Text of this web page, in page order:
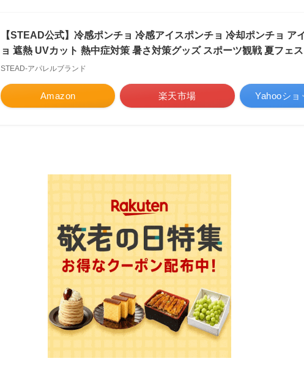
【STEAD公式】冷感ポンチョ 冷感アイスポンチョ 冷却ポンチョ ア
ョ 遮熱 UVカット 熱中症対策 暑さ対策グッズ スポーツ観戦 夏フェ
STEAD-アパレルブランド
Amazon 楽天市場 Yahooショ